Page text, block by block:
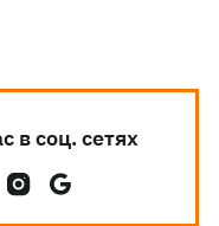
в соц. сетях